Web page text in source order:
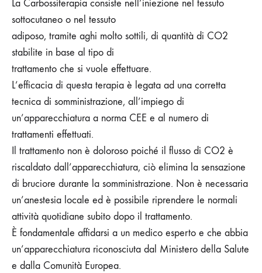
La Carbossiterapia consiste nell’iniezione nel tessuto
sottocutaneo o nel tessuto
adiposo, tramite aghi molto sottili, di quantità di CO2
stabilite in base al tipo di
trattamento che si vuole effettuare.
L’efficacia di questa terapia è legata ad una corretta
tecnica di somministrazione, all’impiego di
un’apparecchiatura a norma CEE e al numero di
trattamenti effettuati.
Il trattamento non è doloroso poiché il flusso di CO2 è
riscaldato dall’apparecchiatura, ciò elimina la sensazione
di bruciore durante la somministrazione. Non è necessaria
un’anestesia locale ed è possibile riprendere le normali
attività quotidiane subito dopo il trattamento.
È fondamentale affidarsi a un medico esperto e che abbia
un’apparecchiatura riconosciuta dal Ministero della Salute
e dalla Comunità Europea.